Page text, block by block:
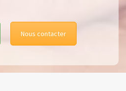
Nous contacter